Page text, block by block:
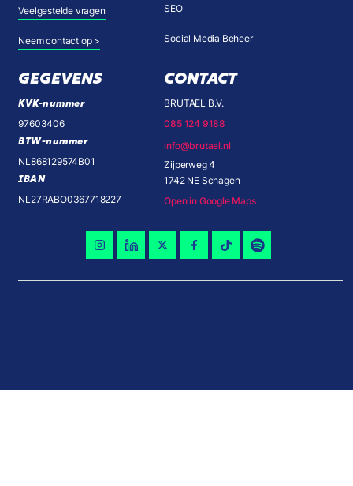
Veelgestelde vragen
Neem contact op >
SEO
Social Media Beheer
GEGEVENS
KVK-nummer
97603406
BTW-nummer
NL868129574B01
IBAN
NL27RABO0367718227
CONTACT
BRUTAEL B.V.
085 124 9188
info@brutael.nl
Zijperweg 4
1742 NE Schagen
Open in Google Maps